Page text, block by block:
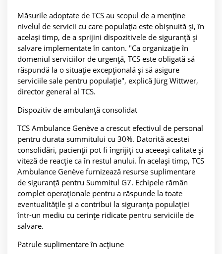
Măsurile adoptate de TCS au scopul de a menține
nivelul de servicii cu care populația este obișnuită și, în
același timp, de a sprijini dispozitivele de siguranță și
salvare implementate în canton. "Ca organizație în
domeniul serviciilor de urgență, TCS este obligată să
răspundă la o situație excepțională și să asigure
serviciile sale pentru populație", explică Jürg Wittwer,
director general al TCS.
Dispozitiv de ambulanță consolidat
TCS Ambulance Genève a crescut efectivul de personal
pentru durata summitului cu 30%. Datorită acestei
consolidări, pacienții pot fi îngrijiți cu aceeași calitate și
viteză de reacție ca în restul anului. În același timp, TCS
Ambulance Genève furnizează resurse suplimentare
de siguranță pentru Summitul G7. Echipele rămân
complet operaționale pentru a răspunde la toate
eventualitățile și a contribui la siguranța populației
într-un mediu cu cerințe ridicate pentru serviciile de
salvare.
Patrule suplimentare în acțiune